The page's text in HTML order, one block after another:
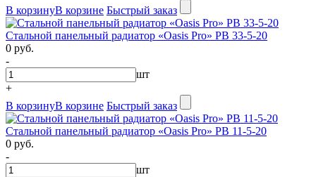
В корзинуВ корзине Быстрый заказ
Стальной панельный радиатор «Oasis Pro» PB 33-5-20
0 руб.
-
шт
+
В корзинуВ корзине Быстрый заказ
Стальной панельный радиатор «Oasis Pro» PB 11-5-20
0 руб.
-
шт